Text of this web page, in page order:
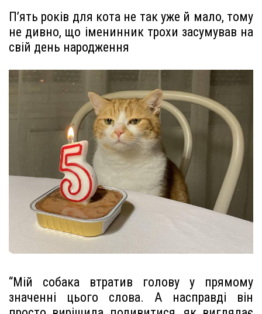
П’ять років для кота не так уже й мало, тому
не дивно, що іменинник трохи засумував на
свій день народження
“Мій собака втратив голову у прямому
значенні цього слова. А насправді він